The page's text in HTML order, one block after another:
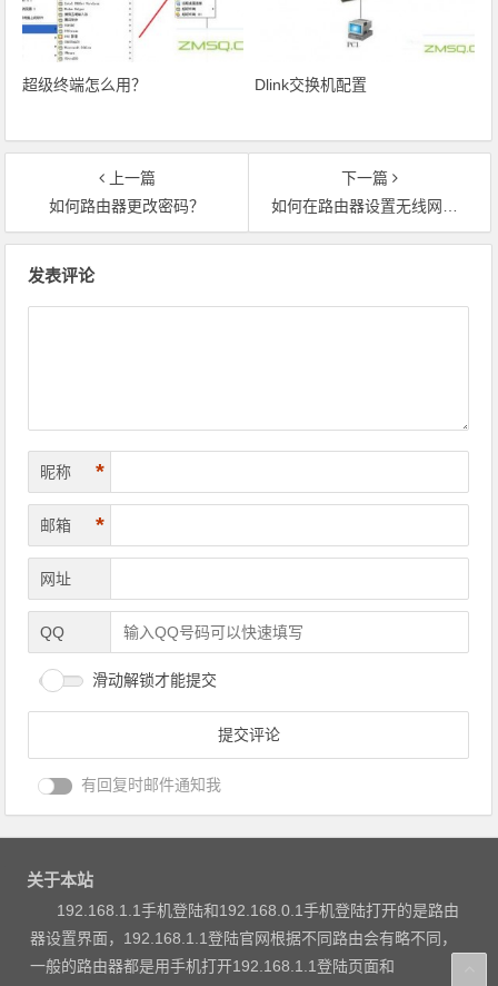
超级终端怎么用？ Dlink交换机配置
上一篇
如何路由器更改密码？
下一篇
如何在路由器设置无线网络？
发表评论
昵称 *
邮箱 *
网址
QQ
滑动解锁才能提交
有回复时邮件通知我
关于本站
192.168.1.1手机登陆和192.168.0.1手机登陆打开的是路由
器设置界面，192.168.1.1登陆官网根据不同路由会有略不同，
一般的路由器都是用手机打开192.168.1.1登陆页面和